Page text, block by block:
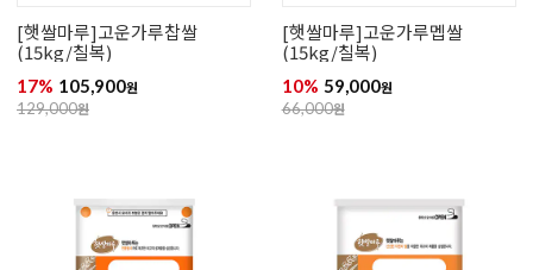
[햇쌀마루]고운가루찹쌀
(15kg/칠복)
17% 105,900원
129,000원
[햇쌀마루]고운가루멥쌀
(15kg/칠복)
10% 59,000원
66,000원